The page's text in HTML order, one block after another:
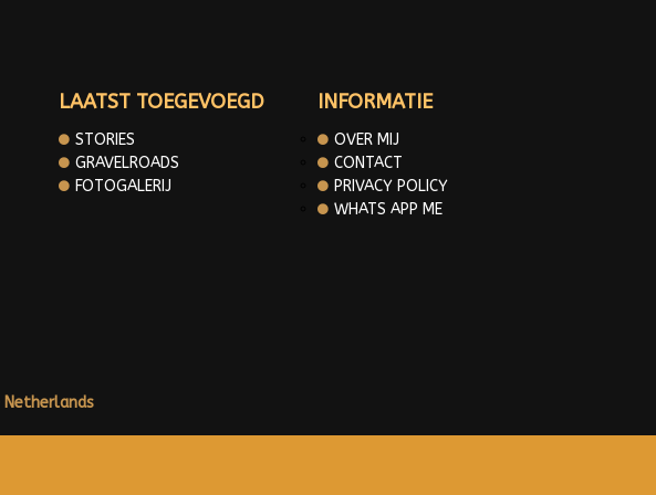
LAATST TOEGEVOEGD
STORIES
GRAVELROADS
FOTOGALERIJ
INFORMATIE
OVER MIJ
CONTACT
PRIVACY POLICY
WHATS APP ME